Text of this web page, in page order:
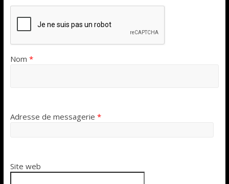
Nom *
Adresse de messagerie *
Site web